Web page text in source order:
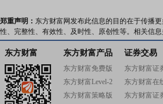
郑重声明： 东方财富网发布此信息的目的在于传播
性、完整性、有效性、及时性、原创性等。相关信
东方财富 东方财富产品
东方财富免费版
东方财富Level-2
东方财富策略版
证券交易
东方财富证
东方财富在
东方财富证